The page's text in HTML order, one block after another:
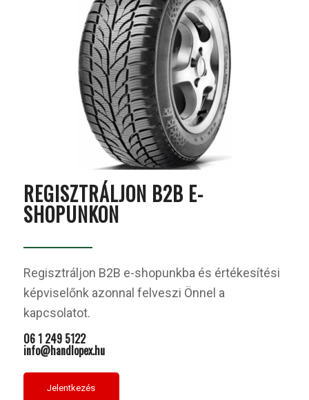
REGISZTRÁLJON B2B E-
SHOPUNKON
Regisztráljon B2B e-shopunkba és értékesítési
képviselőnk azonnal felveszi Önnel a
kapcsolatot.
06 1 249 5122
info@handlopex.hu
Jelentkezés